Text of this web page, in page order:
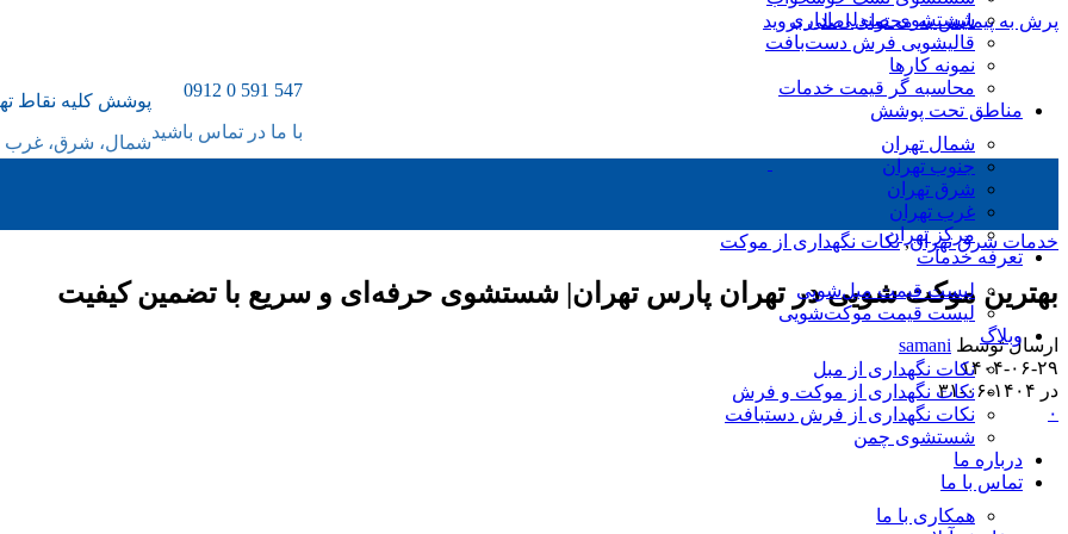
پرش به پیمایشبه محتوای اصلی بروید
547 591 0 0912
با ما در تماس باشید
پوشش کلیه نقاط
شمال، شرق، غرب
شستشوی صندلی اداری
قالیشویی فرش دست‌بافت
نمونه کارها
محاسبه گر قیمت خدمات
مناطق تحت پوشش
شمال تهران
جنوب تهران
شرق تهران
غرب تهران
مرکز تهران
تعرفه خدمات
لیست قیمت مبل‌شویی
لیست قیمت موکت‌شویی
وبلاگ
نکات نگهداری از مبل
نکات نگهداری از موکت و فرش
نکات نگهداری از فرش دستبافت
شستشوی چمن
درباره ما
تماس با ما
همکاری با ما
خدمات شرق تهران,نکات نگهداری از موکت
بهترین موکت شویی در تهران پارس تهران| شستشوی حرفه‌ای و سریع با تضمین کیفیت
ارسال توسط samani
۱۴۰۴-۰۶-۲۹
در ۱۴۰۴-۰۶-۳۱
۰